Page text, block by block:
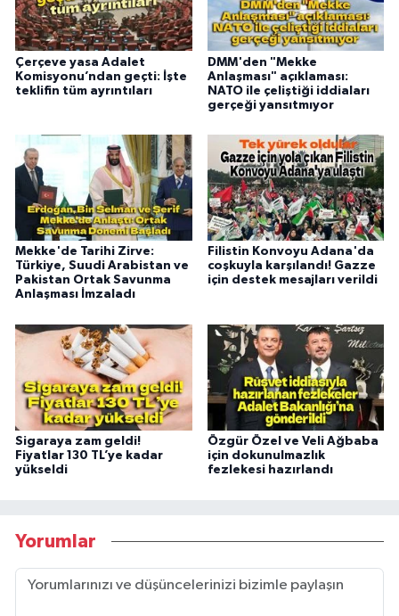
Çerçeve yasa Adalet
Komisyonu’ndan geçti: İşte
teklifin tüm ayrıntıları
DMM'den "Mekke
Anlaşması" açıklaması:
NATO ile çeliştiği iddiaları
gerçeği yansıtmıyor
Mekke'de Tarihi Zirve:
Türkiye, Suudi Arabistan ve
Pakistan Ortak Savunma
Anlaşması İmzaladı
Filistin Konvoyu Adana'da
coşkuyla karşılandı! Gazze
için destek mesajları verildi
Sigaraya zam geldi!
Fiyatlar 130 TL’ye kadar
yükseldi
Özgür Özel ve Veli Ağbaba
için dokunulmazlık
fezlekesi hazırlandı
Yorumlar